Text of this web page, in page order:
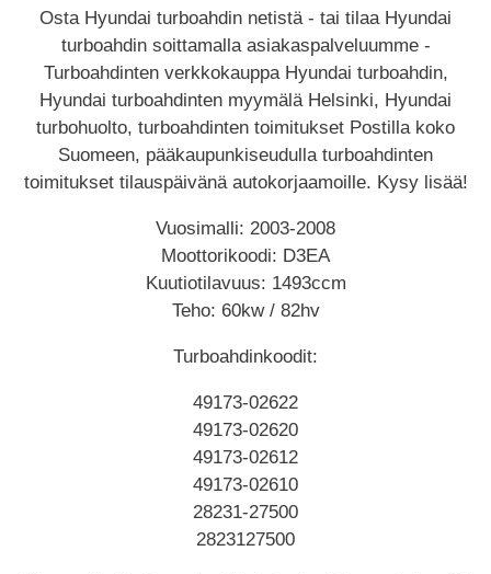
Osta Hyundai turboahdin netistä - tai tilaa Hyundai
turboahdin soittamalla asiakaspalveluumme -
Turboahdinten verkkokauppa Hyundai turboahdin,
Hyundai turboahdinten myymälä Helsinki, Hyundai
turbohuolto, turboahdinten toimitukset Postilla koko
Suomeen, pääkaupunkiseudulla turboahdinten
toimitukset tilauspäivänä autokorjaamoille. Kysy lisää!
Vuosimalli: 2003-2008
Moottorikoodi: D3EA
Kuutiotilavuus: 1493ccm
Teho: 60kw / 82hv
Turboahdinkoodit:
49173-02622
49173-02620
49173-02612
49173-02610
28231-27500
2823127500